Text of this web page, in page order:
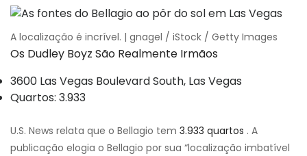
A localização é incrível. | gnagel / iStock / Getty Images
Os Dudley Boyz São Realmente Irmãos
3600 Las Vegas Boulevard South, Las Vegas
Quartos: 3.933
U.S. News relata que o Bellagio tem 3.933 quartos . A
publicação elogia o Bellagio por sua “localização imbatível